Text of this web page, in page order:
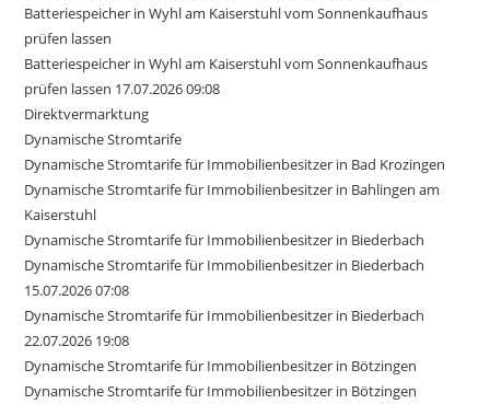
Batteriespeicher in Wyhl am Kaiserstuhl vom Sonnenkaufhaus
prüfen lassen
Batteriespeicher in Wyhl am Kaiserstuhl vom Sonnenkaufhaus
prüfen lassen 17.07.2026 09:08
Direktvermarktung
Dynamische Stromtarife
Dynamische Stromtarife für Immobilienbesitzer in Bad Krozingen
Dynamische Stromtarife für Immobilienbesitzer in Bahlingen am
Kaiserstuhl
Dynamische Stromtarife für Immobilienbesitzer in Biederbach
Dynamische Stromtarife für Immobilienbesitzer in Biederbach
15.07.2026 07:08
Dynamische Stromtarife für Immobilienbesitzer in Biederbach
22.07.2026 19:08
Dynamische Stromtarife für Immobilienbesitzer in Bötzingen
Dynamische Stromtarife für Immobilienbesitzer in Bötzingen